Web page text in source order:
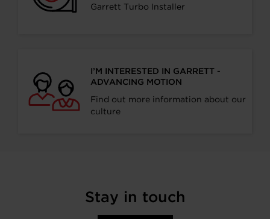
Garrett Turbo Installer
I’M INTERESTED IN GARRETT -
ADVANCING MOTION
Find out more information about our
culture
Stay in touch